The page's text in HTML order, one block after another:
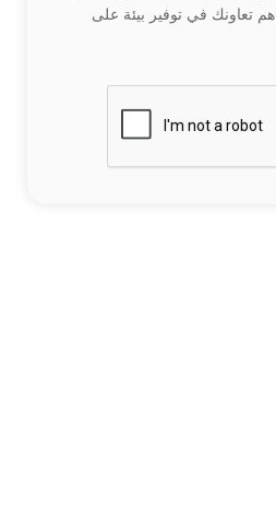
تعاونك في توفير بيئة على